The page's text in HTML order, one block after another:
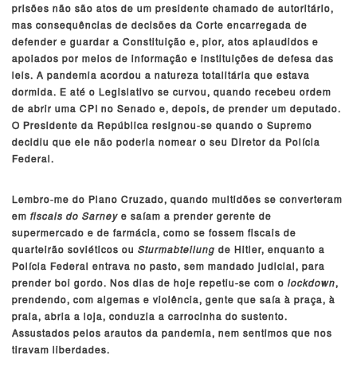
prisões não são atos de um presidente chamado de autoritário,
mas consequências de decisões da Corte encarregada de
defender e guardar a Constituição e, pior, atos aplaudidos e
apoiados por meios de informação e instituições de defesa das
leis. A pandemia acordou a natureza totalitária que estava
dormida. E até o Legislativo se curvou, quando recebeu ordem
de abrir uma CPI no Senado e, depois, de prender um deputado.
O Presidente da República resignou-se quando o Supremo
decidiu que ele não poderia nomear o seu Diretor da Polícia
Federal.
Lembro-me do Plano Cruzado, quando multidões se converteram
em fiscais do Sarney e saíam a prender gerente de
supermercado e de farmácia, como se fossem fiscais de
quarteirão soviéticos ou Sturmabteilung de Hitler, enquanto a
Polícia Federal entrava no pasto, sem mandado judicial, para
prender boi gordo. Nos dias de hoje repetiu-se com o lockdown,
prendendo, com algemas e violência, gente que saía à praça, à
praia, abria a loja, conduzia a carrocinha do sustento.
Assustados pelos arautos da pandemia, nem sentimos que nos
tiravam liberdades.